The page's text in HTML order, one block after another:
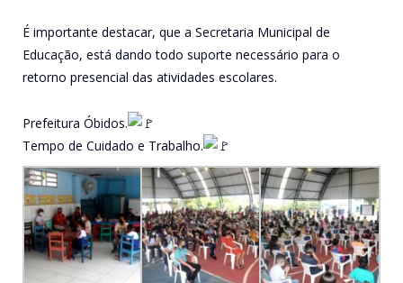
É importante destacar, que a Secretaria Municipal de
Educação, está dando todo suporte necessário para o
retorno presencial das atividades escolares.
Prefeitura Óbidos.
Tempo de Cuidado e Trabalho.